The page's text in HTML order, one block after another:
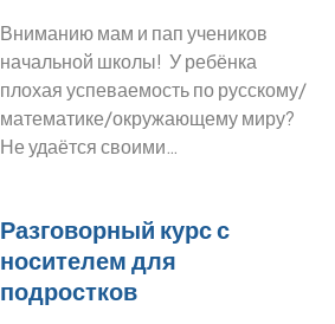
Вниманию мам и пап учеников
начальной школы! У ребёнка
плохая успеваемость по русскому/
математике/окружающему миру?
Не удаётся своими…
Разговорный курс с
носителем для
подростков